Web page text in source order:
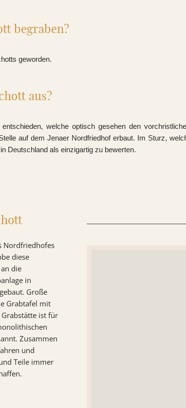
begraben?
geworden.
aus?
welche optisch gesehen den
auf dem Jenaer Nordfriedhof erbaut. Im Sturz,
Deutschland als einzigartig zu bewerten.
Nordfriedhofes
diese
die
in
Große
Grabtafel mit
ist für
Zusammen
und
Teile immer